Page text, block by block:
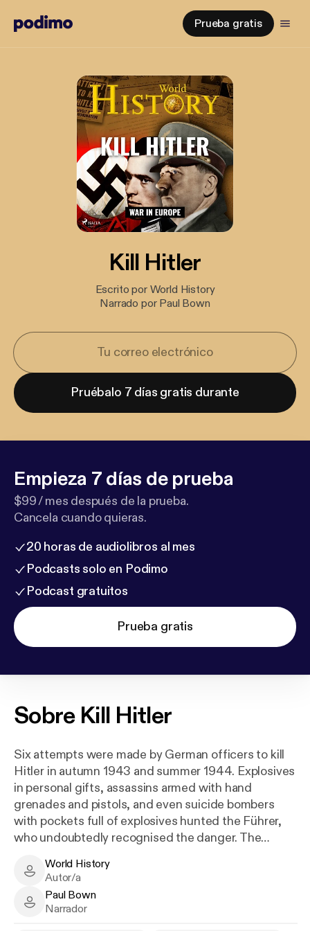
Prueba gratis
Kill Hitler
Escrito por World History
Narrado por Paul Bown
Pruébalo 7 días gratis durante
Empieza 7 días de prueba
$99 / mes después de la prueba.
Cancela cuando quieras.
20 horas de audiolibros al mes
Podcasts solo en Podimo
Podcast gratuitos
Prueba gratis
Sobre Kill Hitler
Six attempts were made by German officers to kill
Hitler in autumn 1943 and summer 1944. Explosives
in personal gifts, assassins armed with hand
grenades and pistols, and even suicide bombers
with pockets full of explosives hunted the Führer,
who undoubtedly recognised the danger. The
Nazi regime were therefore enormous when, in July
1944, Officer Claus von Stauffenberg travelled to
Hitler's Führerbunker in East Prussia to kill first
World History - Author
World History
Autor/a
Paul Bown - Narrator
Paul Bown
Narrador